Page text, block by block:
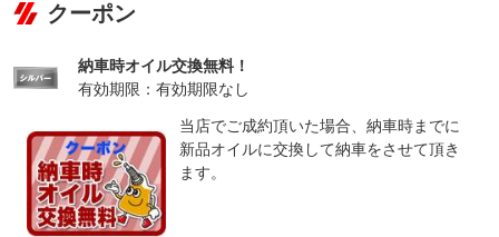
保証修理
-
法定整備
整備付 法定12ヶ月または法定24ヶ月点検整備付
※車検なし・車検整備付の場合は法定24ヶ月点検整備付
法定整備
について
-
クーポン
納車時オイル交換無料！
有効期限：有効期限なし
当店でご成約頂いた場合、納車時までに
新品オイルに交換して納車をさせて頂き
ます。